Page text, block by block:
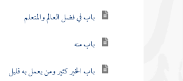
باب في فضل العالم والمتعلم
باب منه
باب الخير كثير ومن يعمل به قليل